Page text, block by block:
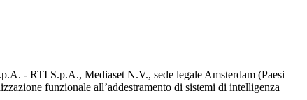
- RTI S.p.A., Mediaset N.V., sede legale Amsterdam (Paesi
funzionale all’addestramento di sistemi di intelligenza